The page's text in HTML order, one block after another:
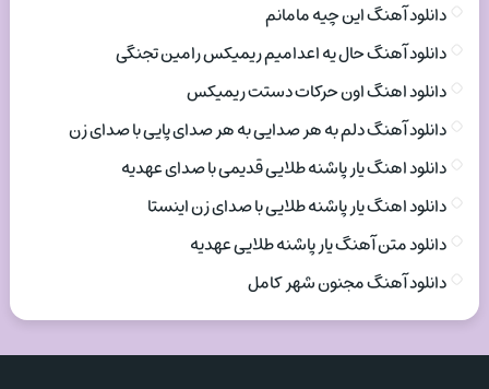
دانلود آهنگ این چیه مامانم
دانلود آهنگ حال یه اعدامیم ریمیکس رامین تجنگی
دانلود اهنگ اون حرکات دستت ریمیکس
دانلود آهنگ دلم به هر صدایی به هر صدای پایی با صدای زن
دانلود اهنگ یار پاشنه طلایی قدیمی با صدای عهدیه
دانلود اهنگ یار پاشنه طلایی با صدای زن اینستا
دانلود متن آهنگ یار پاشنه طلایی عهدیه
دانلود آهنگ مجنون شهر کامل